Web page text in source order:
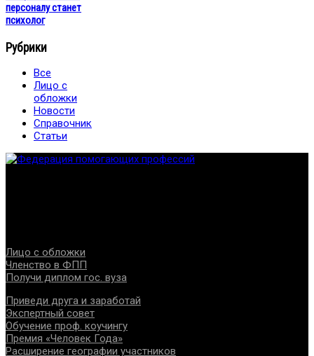
персоналу станет
психолог
Рубрики
Все
Лицо с
обложки
Новости
Справочник
Статьи
Лицо с обложки
Членство в ФПП
Получи диплом гос. вуза
Приведи друга и заработай
Экспертный совет
Обучение проф. коучингу
Премия «Человек Года»
Расширение географии участников